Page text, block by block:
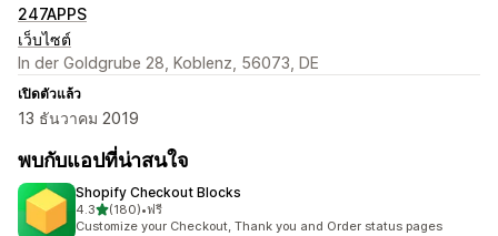
247APPS
เว็บไซต์
In der Goldgrube 28, Koblenz, 56073, DE
เปิดตัวแล้ว
13 ธันวาคม 2019
พบกับแอปที่น่าสนใจ
Shopify Checkout Blocks
4.3เต็ม 5 ดาว
(180)
ทั้งหมด 180 รีวิว
•ฟรี
Customize your Checkout, Thank you and Order status pages